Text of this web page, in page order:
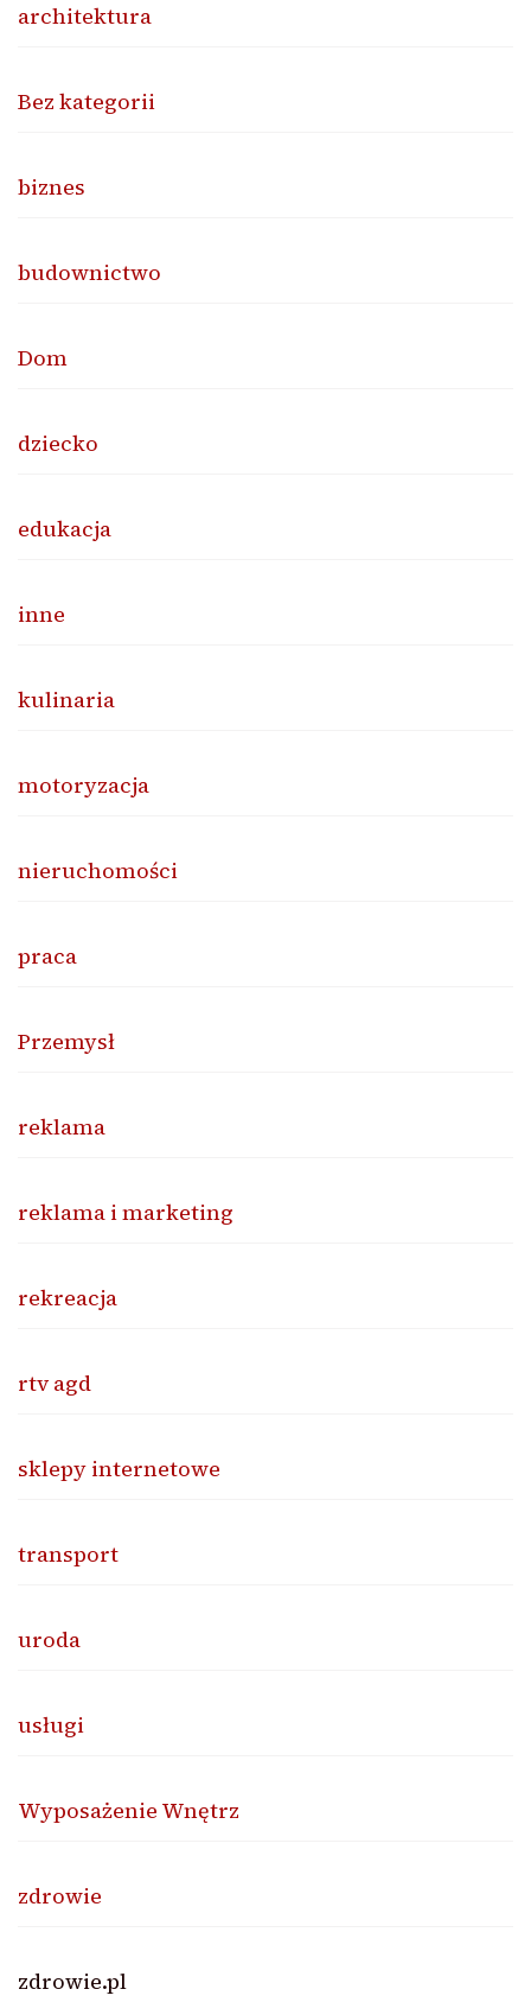
architektura
Bez kategorii
biznes
budownictwo
Dom
dziecko
edukacja
inne
kulinaria
motoryzacja
nieruchomości
praca
Przemysł
reklama
reklama i marketing
rekreacja
rtv agd
sklepy internetowe
transport
uroda
usługi
Wyposażenie Wnętrz
zdrowie
zdrowie.pl